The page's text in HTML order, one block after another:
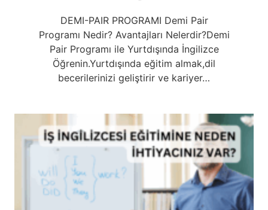
DEMI-PAIR PROGRAMI Demi Pair
Programı Nedir? Avantajları Nelerdir?Demi
Pair Programı ile Yurtdışında İngilizce
Öğrenin.Yurtdışında eğitim almak,dil
becerilerinizi geliştirir ve kariyer…